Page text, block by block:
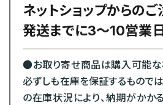
ネットショップからの
発送までに3～10営業日
●お取り寄せ商品は購入可能な
必ずしも在庫を保証するもので
の在庫状況により、納期がかか